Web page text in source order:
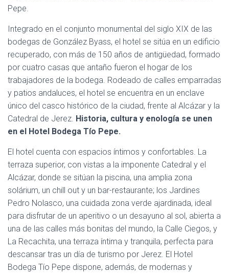
Pepe.
Integrado en el conjunto monumental del siglo XIX de las
bodegas de González Byass, el hotel se sitúa en un edificio
recuperado, con más de 150 años de antigüedad, formado
por cuatro casas que antaño fueron el hogar de los
trabajadores de la bodega. Rodeado de calles emparradas
y patios andaluces, el hotel se encuentra en un enclave
único del casco histórico de la ciudad, frente al Alcázar y la
Catedral de Jerez. Historia, cultura y enología se unen
en el Hotel Bodega Tío Pepe.
El hotel cuenta con espacios íntimos y confortables. La
terraza superior, con vistas a la imponente Catedral y el
Alcázar, donde se sitúan la piscina, una amplia zona
solárium, un chill out y un bar-restaurante; los Jardines
Pedro Nolasco, una cuidada zona verde ajardinada, ideal
para disfrutar de un aperitivo o un desayuno al sol, abierta a
una de las calles más bonitas del mundo, la Calle Ciegos, y
La Recachita, una terraza íntima y tranquila, perfecta para
descansar tras un día de turismo por Jerez. El Hotel
Bodega Tío Pepe dispone, además, de modernas y